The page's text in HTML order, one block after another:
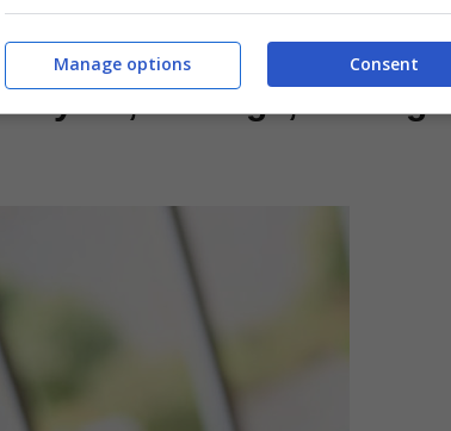
S6, S6 Edge, S6 Edge+
Consent
Manage options